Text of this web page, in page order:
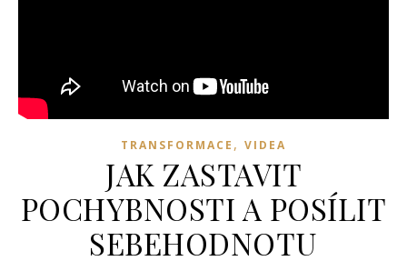
TRANSFORMACE , VIDEA
JAK ZASTAVIT
POCHYBNOSTI A POSÍLIT
SEBEHODNOTU